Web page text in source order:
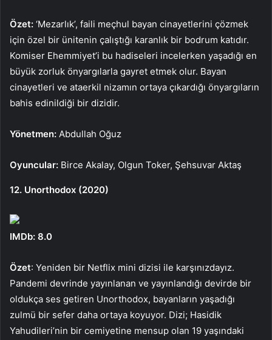
Özet: ‘Mezarlık’, faili meçhul bayan cinayetlerini çözmek
için özel bir ünitenin çalıştığı karanlık bir bodrum katıdır.
Komiser Ehemmiyet’i bu hadiseleri incelerken yaşadığı en
büyük zorluk önyargılarla gayret etmek olur. Bayan
cinayetleri ve ataerkil nizamın ortaya çıkardığı önyargıların
bahis edinildiği bir dizidir.
Yönetmen: Abdullah Oğuz
Oyuncular: Birce Akalay, Olgun Toker, Şehsuvar Aktaş
12. Unorthodox (2020)
IMDb: 8.0
Özet: Yeniden bir Netflix mini dizisi ile karşınızdayız.
Pandemi devrinde yayınlanan ve yayınlandığı devirde bir
oldukça ses getiren Unorthodox, bayanların yaşadığı
zulmü bir sefer daha ortaya koyuyor. Dizi; Hasidik
Yahudileri’nin bir cemiyetine mensup olan 19 yaşındaki